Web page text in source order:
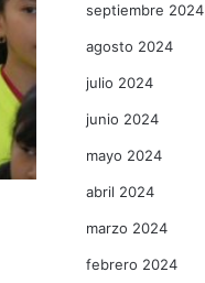
septiembre 2024
agosto 2024
julio 2024
junio 2024
mayo 2024
abril 2024
marzo 2024
febrero 2024